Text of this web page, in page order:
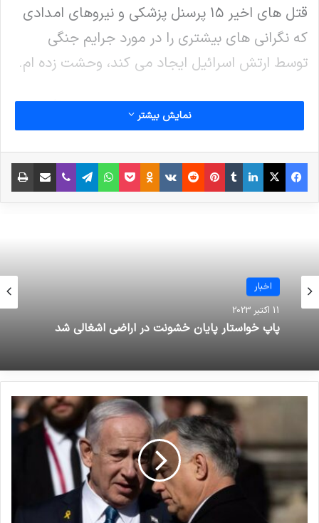
قتل های اخیر ۱۵ پرسنل پزشکی و نیروهای امدادی
که نگرانی های بیشتری را در مورد جرایم جنگی
توسط ارتش اسرائیل ایجاد می کند، وحشت زده ام.
کمیسر عالی حقوق بشر سازمان ملل متحد افزود:
باید تحقیقات مستقل، سریع و کامل در مورد این
قتل ها انجام شود. افراد مسئول هرگونه نقض حقوق
بین الملل باید مسئولیت پذیر شوند.
صدر متاثرین از تروریسم
19 مارس 2023
بررسی فیلم‌ها و سریال‌های ایرانی با
موضوع داعش
19 می 2025
رسانه‌های فلسطینی گزارش دادند که رژیم
صهیونیستی در حمله‌ای جدید، درمانگاه وابسته به
نمایش بیشتر
فیس بوک X لینکدین
‫تامبلر‫پین‌ترست
‫رددیت‫VKontakte
‫Odnoklassniki
پاکتواتس آپ تلگراموایبر اشتراک گذاری از طریق ایمیل
اخبار
11 اکتبر 2023
پاپ خواستار پایان خشونت در اراضی اشغالی شد